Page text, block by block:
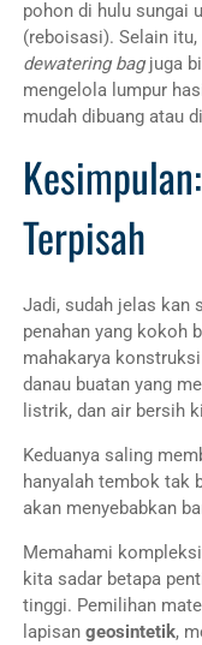
pohon di hulu sungai
(reboisasi). Selain itu,
dewatering bagjuga
mengelola lumpur
mudah dibuang atau
Terpisah
Jadi, sudah jelas kan
penahan yang kokoh
mahakarya
danau buatan yang
listrik, dan air bersih
Keduanya saling
hanyalah tembok tak
akan menyebabkan
Memahami
kita sadar betapa
tinggi. Pemilihan
lapisan geosintetik,